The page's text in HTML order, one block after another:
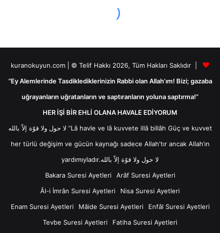
kuranokuyun.com | © Telif Hakkı 2026, Tüm Hakları Saklıdır |
“Ey Alemlerinde Tasdiklediklerinizin Rabbi olan Allah’ım! Bizi; gazaba
uğrayanların uğratanların ve saptıranların yoluna saptırma!”
HER İŞİ BİR EHLİ OLANA HAVALE EDİYORUM
لا حول ولا قوّة إلاّ بالله “Lâ havle ve lâ kuvvete illâ billâh Güç ve kuvvet
her türlü değişim ve gücün kaynağı sadece Allah'tır ancak Allah’ın
yardımıyladır.لا حول ولا قوّة إلاّ بالله
Bakara Suresi Ayetleri
Arâf Suresi Ayetleri
Âl-i İmrân Suresi Ayetleri
Nisa Suresi Ayetleri
Enam Suresi Ayetleri
Mâide Suresi Ayetleri
Enfâl Suresi Ayetleri
Tevbe Suresi Ayetleri
Fatiha Suresi Ayetleri